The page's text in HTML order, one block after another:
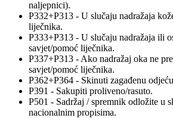
naljepnici).
P332+P313 - U slučaju nadražaja
liječnika.
P333+P313 - U slučaju nadražaja ili
savjet/pomoć liječnika.
P337+P313 - Ako nadražaj oka ne
savjet/pomoć liječnika.
P362+P364 - Skinuti zagađenu
P391 - Sakupiti proliveno/rasuto.
P501 - Sadržaj / spremnik odložite u
nacionalnim propisima.